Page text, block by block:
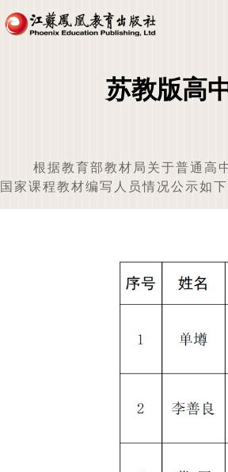
苏教版高
根据教育部教材局关于普通高中
国家课程教材编写人员情况公示如下